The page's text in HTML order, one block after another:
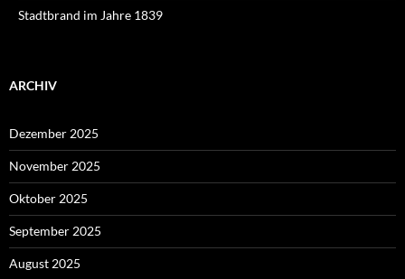
Stadtbrand im Jahre 1839
ARCHIV
Dezember 2025
November 2025
Oktober 2025
September 2025
August 2025